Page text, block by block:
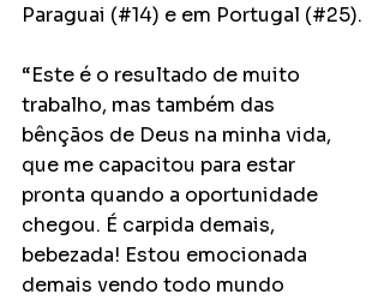
Paraguai (#14) e em Portugal (#25).
“Este é o resultado de muito
trabalho, mas também das
bênçãos de Deus na minha vida,
que me capacitou para estar
pronta quando a oportunidade
chegou. É carpida demais,
bebezada! Estou emocionada
demais vendo todo mundo